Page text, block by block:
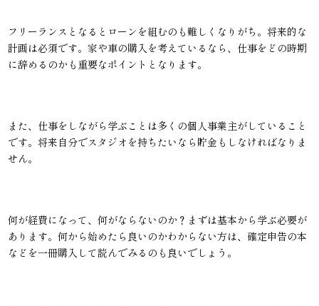
フリーランスとなるとローンを組むのも難しくなりがち。将来的な
計画は必須です。家や車の購入を考えているなら、仕事をどの時期
に辞めるのかも重要なポイントとなります。
また、仕事をしながら学ぶことは多くの個人事業主がしていること
です。将来自分でスタジオを持ちたいなら貯金もしなければなりま
せん。
何が経費になって、何がならないのか？まずは基本から学ぶ必要が
あります。何から始めたら良いのかわからない方は、確定申告の本
などを一冊購入して読んでみるのも良いでしょう。